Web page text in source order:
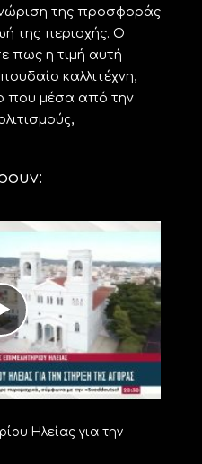
της προσφοράς
της περιοχής. Ο
πως η τιμή αυτή
καλλιτέχνη,
που μέσα από την
Ηλείας για την